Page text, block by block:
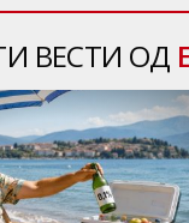
ВЕСТИ ОД